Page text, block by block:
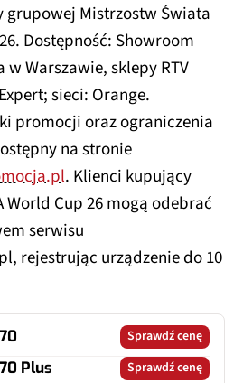
grupowej Mistrzostw Świata
Dostępność: Showroom
w Warszawie, sklepy RTV
sieci: Orange.
promocji oraz ograniczenia
na stronie
. Klienci kupujący
World Cup 26 mogą odebrać
serwisu
rejestrując urządzenie do 10
Sprawdź cenę
Plus Sprawdź cenę